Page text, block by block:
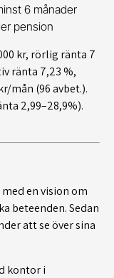
6 månader
pension
kr, rörlig ränta 7
ränta 7,23 %,
mån (96 avbet.).
2,99–28,9%).
en vision om
beteenden. Sedan
att se över sina
kontor i